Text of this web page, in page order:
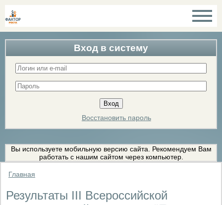
Вход в систему
Восстановить пароль
Вы используете мобильную версию сайта. Рекомендуем Вам
работать с нашим сайтом через компьютер.
Главная
Результаты III Всероссийской